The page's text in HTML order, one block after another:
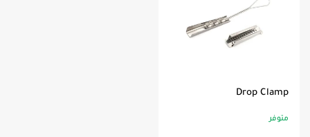
Drop Clamp
متوفر